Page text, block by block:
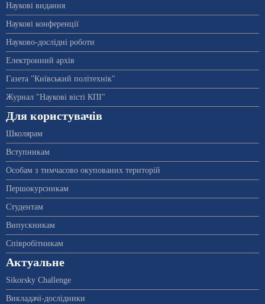
Наукові видання
Наукові конференції
Науково-дослідні роботи
Електронний архів
Газета "Київський політехнік"
Журнал "Наукові вісті КПІ"
Для користувачів
Школярам
Вступникам
Особам з тимчасово окупованих територій
Першокурсникам
Студентам
Випускникам
Співробітникам
Актуальне
Sikorsky Challenge
Викладачі-дослідники